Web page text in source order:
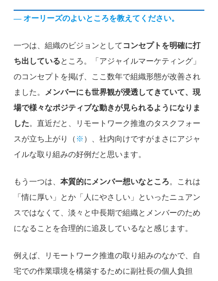
— オーリーズのよいところを教えてください。
一つは、組織のビジョンとして コンセプトを明確に打
ち出しているところ。「アジャイルマーケティング」
のコンセプトを掲げ、ここ数年で組織形態が改善され
ました。
メンバーにも世界観が浸透してきていて、現
場で様々なポジティブな動きが見られるようになりま
した。直近だと、リモートワーク推進のタスクフォー
スが立ち上がり（ ※ ）、社内向けですがまさにアジャ
イルな取り組みの好例だと思います。
もう一つは、 本質的にメンバー想いなところ。これは
「情に厚い」とか「人にやさしい」といったニュアン
スではなくて、淡々と中長期で組織とメンバーのため
になることを合理的に追及しているなと感じます。
例えば、リモートワーク推進の取り組みのなかで、自
宅での作業環境を構築するために副社長の個人負担